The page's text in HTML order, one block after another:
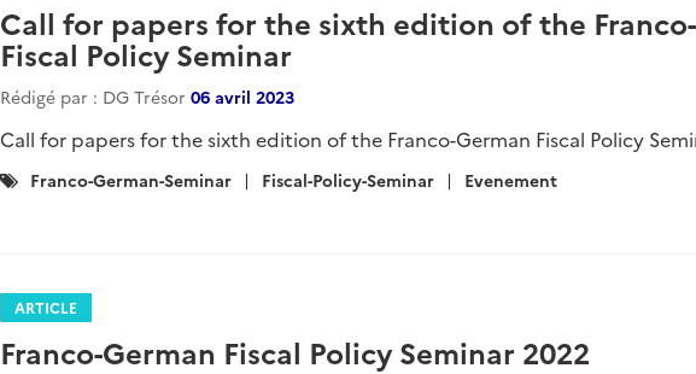
Call for papers for the sixth edition of the
Fiscal Policy Seminar
Rédigé par : DG Trésor 06 avril 2023
Call for papers for the sixth edition of the Franco-German Fiscal Policy
Catégories
Franco-German-Seminar Fiscal-Policy-Seminar Evenement
ARTICLE
Franco-German Fiscal Policy Seminar 2022